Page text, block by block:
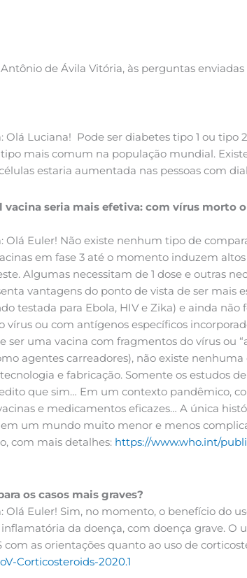
de Ávila Vitória, às perguntas
Luciana! Pode ser diabetes tipo 1 ou
mais comum na população mundial.
estaria aumentada nas pessoas com
vacina seria mais efetiva: com vírus morto
Olá Euler! Não existe nenhum tipo de
em fase 3 até o momento induzem
Algumas necessitam de 1 dose e outras
vantagens do ponto de vista de ser
testada para Ebola, HIV e Zika) e ainda
ou com antígenos específicos
uma vacina com fragmentos do vírus ou
agentes carreadores), não existe
e fabricação. Somente os estudos
que sim… Em um contexto pandêmico,
e medicamentos eficazes… A única
um mundo muito menor e menos
com mais detalhes: https://www.who.int/
os casos mais graves?
Olá Euler! Sim, no momento, o benefício do
da doença, com doença grave. O
as orientações quanto ao uso de
Corticosteroids-2020.1